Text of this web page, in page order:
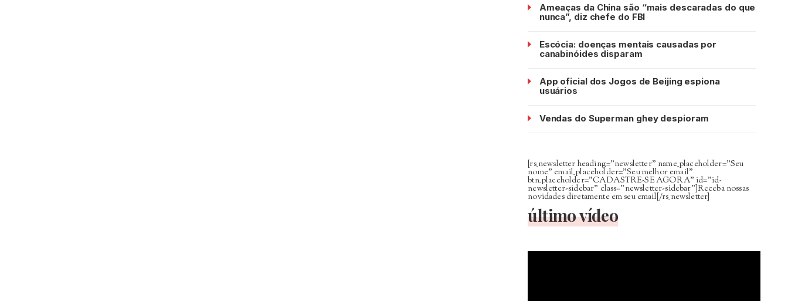
Ameaças da China são “mais descaradas do que
nunca”, diz chefe do FBI
Escócia: doenças mentais causadas por
canabinóides disparam
App oficial dos Jogos de Beijing espiona
usuários
Vendas do Superman ghey despioram
[rs_newsletter heading=”newsletter” name_placeholder=”Seu
nome” email_placeholder=”Seu melhor email”
btn_placeholder=”CADASTRE-SE AGORA” id=”id-
newsletter-sidebar” class=”newsletter-sidebar”]Receba nossas
novidades diretamente em seu email[/rs_newsletter]
último vídeo
Tocador